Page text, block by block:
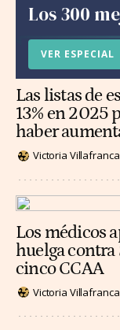
Los 300
VER ESPECIAL
Las listas de
13% en 2025
haber
Victoria Villafranca
Los médicos
huelga contra
cinco CCAA
Victoria Villafranca